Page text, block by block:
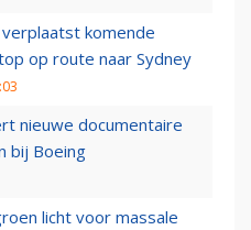
komende
op route naar Sydney
nieuwe documentaire
bij Boeing
licht voor massale